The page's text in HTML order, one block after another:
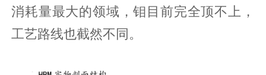
消耗量最大的领域，钼目前完全顶不上，
工艺路线也截然不同。